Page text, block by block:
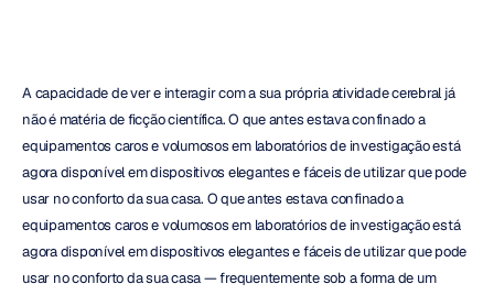
A capacidade de ver e interagir com a sua própria atividade cerebral já
não é matéria de ficção científica. O que antes estava confinado a
equipamentos caros e volumosos em laboratórios de investigação está
agora disponível em dispositivos elegantes e fáceis de utilizar que pode
usar no conforto da sua casa. O que antes estava confinado a
equipamentos caros e volumosos em laboratórios de investigação está
agora disponível em dispositivos elegantes e fáceis de utilizar que pode
usar no conforto da sua casa — frequentemente sob a forma de um